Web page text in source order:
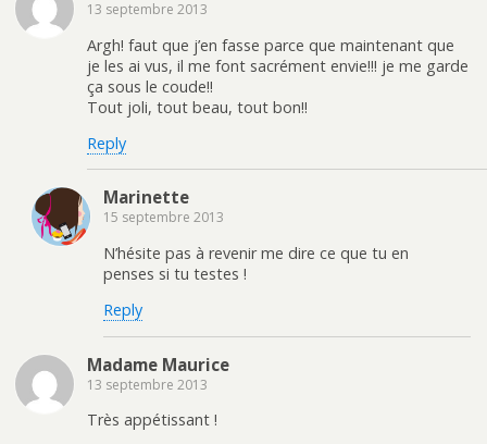
13 septembre 2013
Argh! faut que j’en fasse parce que maintenant que
je les ai vus, il me font sacrément envie!!! je me garde
ça sous le coude!!
Tout joli, tout beau, tout bon!!
Reply
Marinette
15 septembre 2013
N’hésite pas à revenir me dire ce que tu en
penses si tu testes !
Reply
Madame Maurice
13 septembre 2013
Très appétissant !